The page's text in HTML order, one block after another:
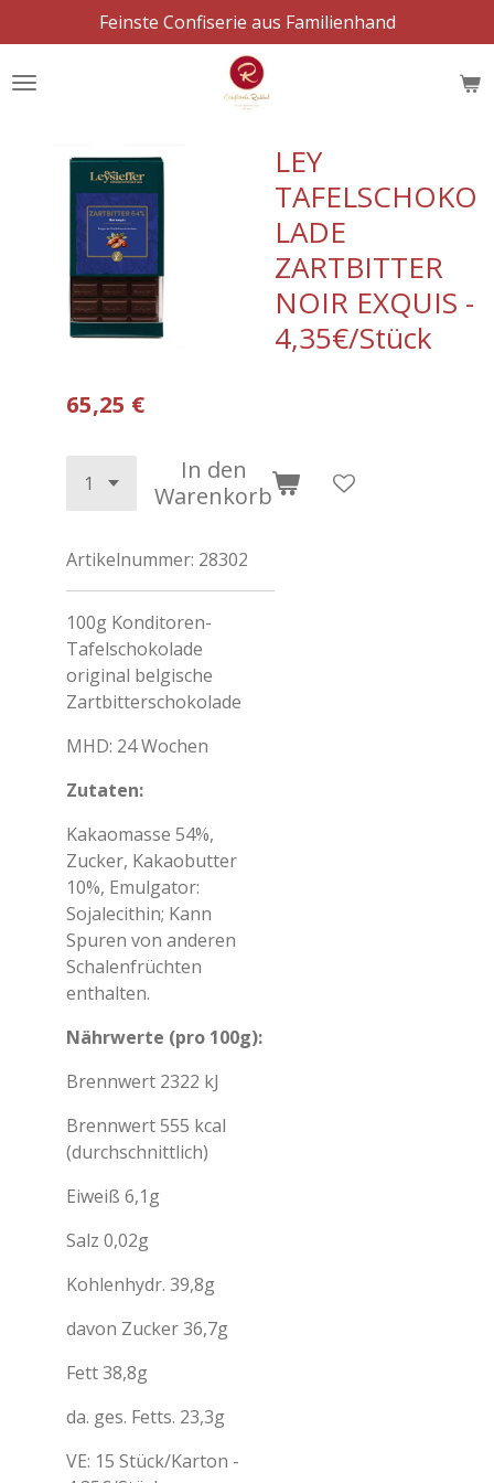
Hauptinhalt
springen
Feinste Confiserie aus Familienhand
LEY
TAFELSCHOKO
LADE
ZARTBITTER
NOIR EXQUIS -
4,35€/Stück
65,25 €
In den
Warenkorb
Artikelnummer: 28302
100g Konditoren-
Tafelschokolade
original belgische
Zartbitterschokolade
MHD: 24 Wochen
Zutaten:
Kakaomasse 54%,
Zucker, Kakaobutter
10%, Emulgator:
Sojalecithin; Kann
Spuren von anderen
Schalenfrüchten
enthalten.
Nährwerte (pro 100g):
Brennwert 2322 kJ
Brennwert 555 kcal
(durchschnittlich)
Eiweiß 6,1g
Salz 0,02g
Kohlenhydr. 39,8g
davon Zucker 36,7g
Fett 38,8g
da. ges. Fetts. 23,3g
VE: 15 Stück/Karton -